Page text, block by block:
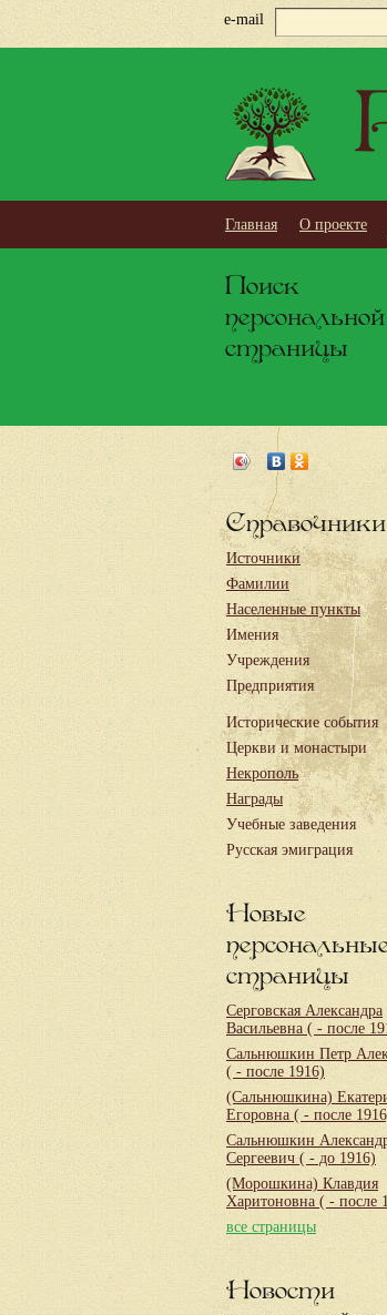
e-mail
Главная О проекте
Поиск
персональной
страницы
Справочники
Источники
Фамилии
Населенные пункты
Имения
Учреждения
Предприятия
Исторические события
Церкви и монастыри
Некрополь
Награды
Учебные заведения
Русская эмиграция
Новые
страницы
Серговская Александра
Васильевна ( - после
Сальнюшкин Петр
( - после 1916)
(Сальнюшкина)
Егоровна ( - после
Сальнюшкин
Сергеевич ( - до 1916)
(Морошкина) Клавдия
Харитоновна ( - после
все страницы
Новости